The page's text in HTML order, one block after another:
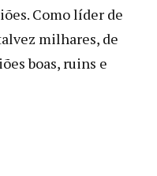
Como líder de
milhares, de
boas, ruins e